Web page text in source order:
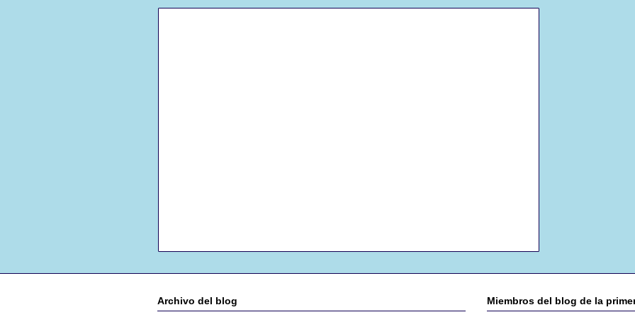
Archivo del blog Miembros del blog de la